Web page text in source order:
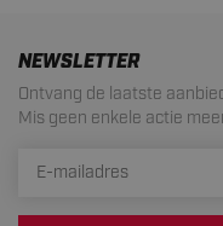
NEWSLETTER
Ontvang de laatste
Mis geen enkele actie